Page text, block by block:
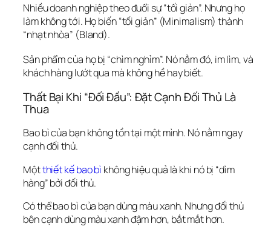
Nhiều doanh nghiệp theo đuổi sự “tối giản”. Nhưng họ
làm không tới. Họ biến “tối giản” (Minimalism) thành
“nhạt nhòa” (Bland).
Sản phẩm của họ bị “chìm nghỉm”. Nó nằm đó, im lìm, và
khách hàng lướt qua mà không hề hay biết.
Thất Bại Khi “Đối Đầu”: Đặt Cạnh Đối Thủ Là
Thua
Bao bì của bạn không tồn tại một mình. Nó nằm ngay
cạnh đối thủ.
Một thiết kế bao bì không hiệu quả là khi nó bị “dìm
hàng” bởi đối thủ.
Có thể bao bì của bạn dùng màu xanh. Nhưng đối thủ
bên cạnh dùng màu xanh đậm hơn, bắt mắt hơn.